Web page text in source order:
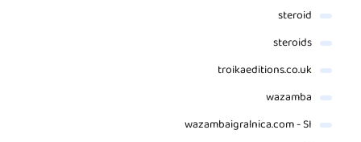
steroid
steroids
troikaeditions.co.uk
wazamba
wazambaigralnica.com - SI